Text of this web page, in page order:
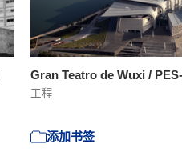
Gran Teatro de Wuxi /
工程
添加书签